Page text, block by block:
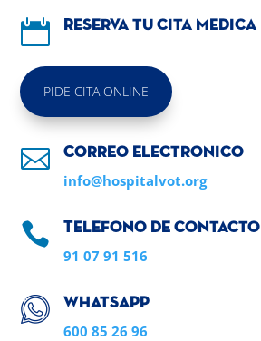
 Reserva tu cita medica
PIDE CITA ONLINE
 Correo electronico
info@hospitalvot.org
 Telefono de contacto
91 07 91 516
Whatsapp
600 85 26 96